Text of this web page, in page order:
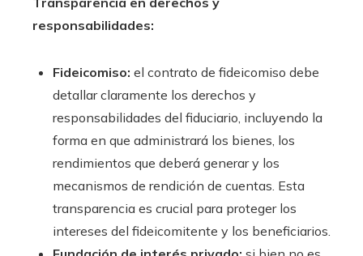
responsabilidades:
Fideicomiso: el contrato de fideicomiso debe
detallar claramente los derechos y
responsabilidades del fiduciario, incluyendo la
forma en que administrará los bienes, los
rendimientos que deberá generar y los
mecanismos de rendición de cuentas. Esta
transparencia es crucial para proteger los
intereses del fideicomitente y los beneficiarios.